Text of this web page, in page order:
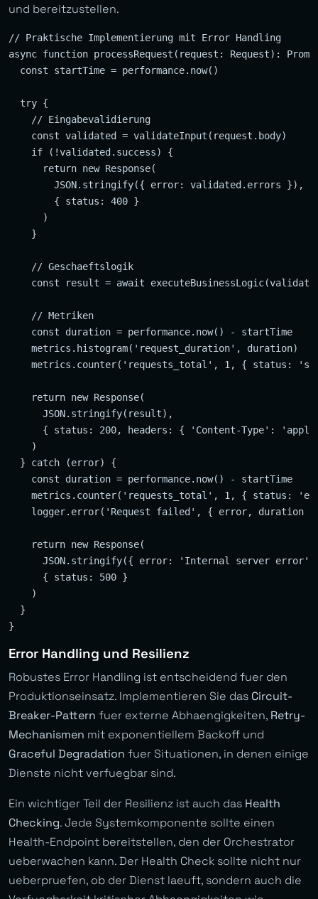
und bereitzustellen.
// Praktische Implementierung mit Error Handling
async function processRequest(request: Request):
  const startTime = performance.now()
  try {
    // Eingabevalidierung
    const validated = validateInput(request.body)
    if (!validated.success) {
      return new Response(
        JSON.stringify({ error: validated.errors }),
        { status: 400 }
      )
    }
    // Geschaeftslogik
const result = await
    // Metriken
    const duration = performance.now() - startTime
    metrics.histogram('request_duration', duration)
metrics.counter('requests_total', 1, { status:
    return new Response(
      JSON.stringify(result),
{ status: 200, headers: { 'Content-Type':
    )
  } catch (error) {
    const duration = performance.now() - startTime
metrics.counter('requests_total', 1, { status:
logger.error('Request failed', { error, duration
    return new Response(
JSON.stringify({ error: 'Internal server error'
      { status: 500 }
    )
  }
Error Handling und Resilienz
Robustes Error Handling ist entscheidend fuer den
Produktionseinsatz. Implementieren Sie das Circuit-
Breaker-Pattern fuer externe Abhaengigkeiten, Retry-
Mechanismen mit exponentiellem Backoff und
Graceful Degradation fuer Situationen, in denen einige
Dienste nicht verfuegbar sind.
Ein wichtiger Teil der Resilienz ist auch das Health
Checking. Jede Systemkomponente sollte einen
Health-Endpoint bereitstellen, den der Orchestrator
ueberwachen kann. Der Health Check sollte nicht nur
ueberpruefen, ob der Dienst laeuft, sondern auch die